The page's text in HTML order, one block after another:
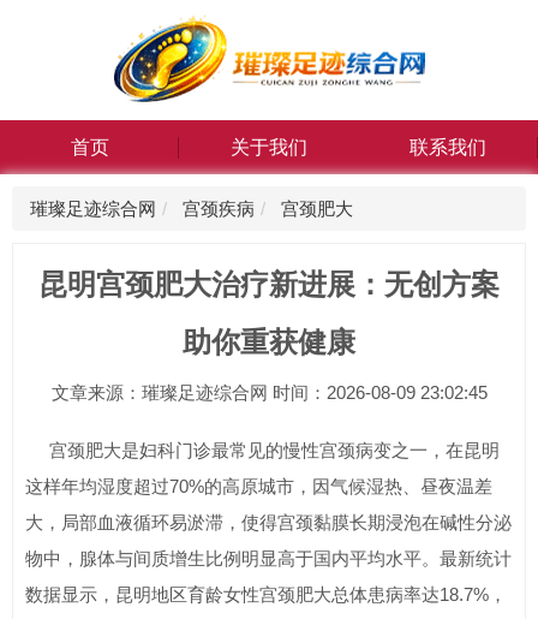
首页 关于我们 联系我们
璀璨足迹综合网 宫颈疾病 宫颈肥大
昆明宫颈肥大治疗新进展：无创方案
助你重获健康
文章来源：璀璨足迹综合网 时间：2026-08-09 23:02:45
宫颈肥大是妇科门诊最常见的慢性宫颈病变之一，在昆明
这样年均湿度超过70%的高原城市，因气候湿热、昼夜温差
大，局部血液循环易淤滞，使得宫颈黏膜长期浸泡在碱性分泌
物中，腺体与间质增生比例明显高于国内平均水平。最新统计
数据显示，昆明地区育龄女性宫颈肥大总体患病率达18.7%，